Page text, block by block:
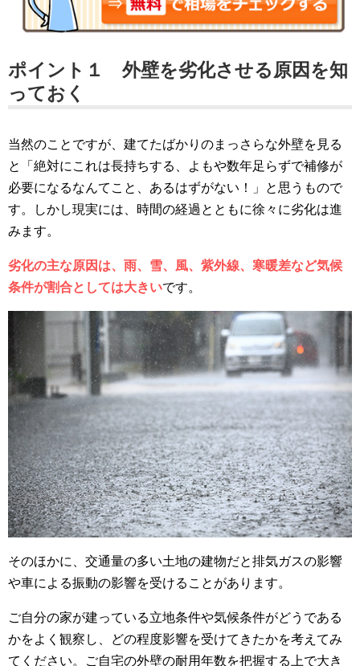
ポイント１ 外壁を劣化させる原因を知
っておく
当然のことですが、建てたばかりのまっさらな外壁を見る
と「絶対にこれは長持ちする、よもや数年足らずで補修が
必要になるなんてこと、あるはずがない！」と思うもので
す。しかし現実には、時間の経過とともに徐々に劣化は進
みます。
劣化の主な原因は、雨、雪、風、紫外線、寒暖差など気候
条件が割合としては大きいです。
そのほかに、交通量の多い土地の建物だと排気ガスの影響
や車による振動の影響を受けることがあります。
ご自分の家が建っている立地条件や気候条件がどうである
かをよく観察し、どの程度影響を受けてきたかを考えてみ
てください。ご自宅の外壁の耐用年数を把握する上で大き